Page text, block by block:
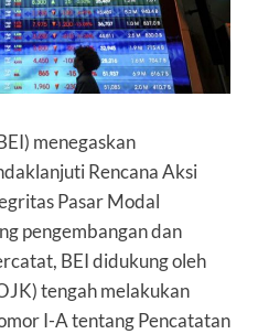
menegaskan
Rencana Aksi
Pasar Modal
pengembangan dan
BEI didukung oleh
tengah melakukan
I-A tentang Pencatatan